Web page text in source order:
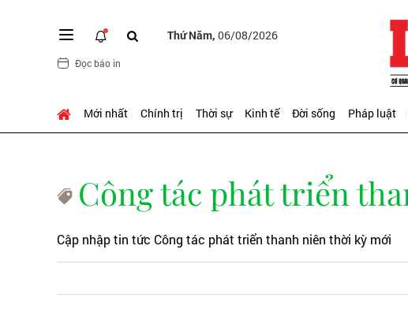
Thứ Năm, 06/08/2026
Đọc báo in
Mới nhất Chính trị Thời sự Kinh tế Đời sống Pháp luật
Công tác phát triển
Cập nhập tin tức Công tác phát triển thanh niên thời kỳ mới